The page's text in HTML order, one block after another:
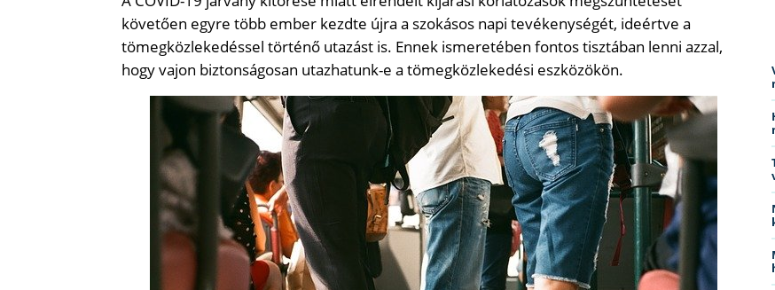
követően egyre több ember kezdte újra a szokásos napi tevékenységét, ideértve a
tömegközlekedéssel történő utazást is. Ennek ismeretében fontos tisztában lenni azzal,
hogy vajon biztonságosan utazhatunk-e a tömegközlekedési eszközökön.